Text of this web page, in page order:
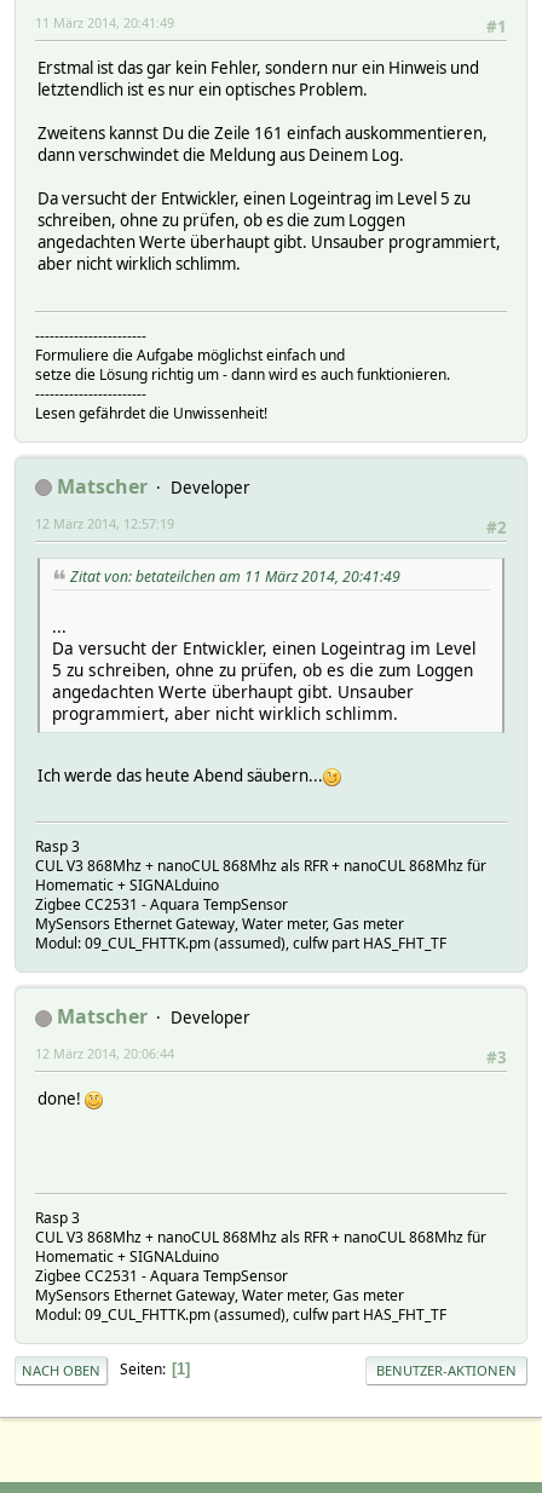
#1
11 März 2014, 20:41:49
Erstmal ist das gar kein Fehler, sondern nur ein Hinweis und
letztendlich ist es nur ein optisches Problem.
Zweitens kannst Du die Zeile 161 einfach auskommentieren,
dann verschwindet die Meldung aus Deinem Log.
Da versucht der Entwickler, einen Logeintrag im Level 5 zu
schreiben, ohne zu prüfen, ob es die zum Loggen
angedachten Werte überhaupt gibt. Unsauber programmiert,
aber nicht wirklich schlimm.
-----------------------
Formuliere die Aufgabe möglichst einfach und
setze die Lösung richtig um - dann wird es auch funktionieren.
-----------------------
Lesen gefährdet die Unwissenheit!
Matscher
Developer
#2
12 März 2014, 12:57:19
Zitat von: betateilchen am 11 März 2014, 20:41:49
...
Da versucht der Entwickler, einen Logeintrag im Level
5 zu schreiben, ohne zu prüfen, ob es die zum Loggen
angedachten Werte überhaupt gibt. Unsauber
programmiert, aber nicht wirklich schlimm.
Ich werde das heute Abend säubern...
Rasp 3
CUL V3 868Mhz + nanoCUL 868Mhz als RFR + nanoCUL 868Mhz für
Homematic + SIGNALduino
Zigbee CC2531 - Aquara TempSensor
MySensors Ethernet Gateway, Water meter, Gas meter
Modul: 09_CUL_FHTTK.pm (assumed), culfw part HAS_FHT_TF
Matscher
Developer
#3
12 März 2014, 20:06:44
done!
Rasp 3
CUL V3 868Mhz + nanoCUL 868Mhz als RFR + nanoCUL 868Mhz für
Homematic + SIGNALduino
Zigbee CC2531 - Aquara TempSensor
MySensors Ethernet Gateway, Water meter, Gas meter
Modul: 09_CUL_FHTTK.pm (assumed), culfw part HAS_FHT_TF
NACH OBEN Seiten 1 BENUTZER-AKTIONEN